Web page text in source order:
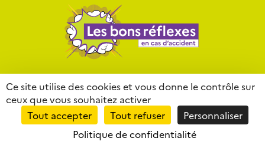
Contact Mentions légales
Liens
Partenaires
Lexique
Ce site utilise des cookies et vous donne le contrôle sur
ceux que vous souhaitez activer
Tout accepter
Tout refuser
Personnaliser
Politique de confidentialité